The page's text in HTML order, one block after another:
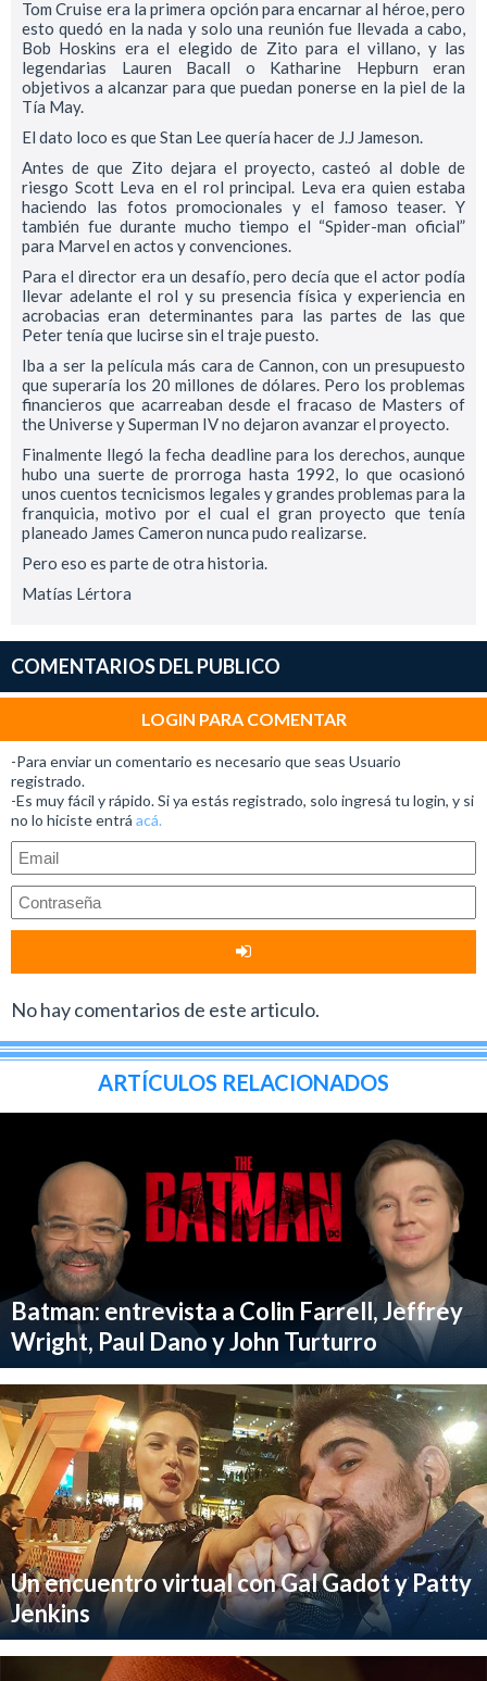
Tom Cruise era la primera opción para encarnar al héroe, pero
esto quedó en la nada y solo una reunión fue llevada a cabo,
Bob Hoskins era el elegido de Zito para el villano, y las
legendarias Lauren Bacall o Katharine Hepburn eran
objetivos a alcanzar para que puedan ponerse en la piel de la
Tía May.
El dato loco es que Stan Lee quería hacer de J.J Jameson.
Antes de que Zito dejara el proyecto, casteó al doble de
riesgo Scott Leva en el rol principal. Leva era quien estaba
haciendo las fotos promocionales y el famoso teaser. Y
también fue durante mucho tiempo el “Spider-man oficial”
para Marvel en actos y convenciones.
Para el director era un desafío, pero decía que el actor podía
llevar adelante el rol y su presencia física y experiencia en
acrobacias eran determinantes para las partes de las que
Peter tenía que lucirse sin el traje puesto.
Iba a ser la película más cara de Cannon, con un presupuesto
que superaría los 20 millones de dólares. Pero los problemas
financieros que acarreaban desde el fracaso de Masters of
the Universe y Superman IV no dejaron avanzar el proyecto.
Finalmente llegó la fecha deadline para los derechos, aunque
hubo una suerte de prorroga hasta 1992, lo que ocasionó
unos cuentos tecnicismos legales y grandes problemas para la
franquicia, motivo por el cual el gran proyecto que tenía
planeado James Cameron nunca pudo realizarse.
Pero eso es parte de otra historia.
Matías Lértora
COMENTARIOS DEL PUBLICO
LOGIN PARA COMENTAR
-Para enviar un comentario es necesario que seas Usuario
registrado.
-Es muy fácil y rápido. Si ya estás registrado, solo ingresá tu login, y si
no lo hiciste entrá acá.
No hay comentarios de este articulo.
ARTÍCULOS RELACIONADOS
Batman: entrevista a Colin Farrell, Jeffrey
Wright, Paul Dano y John Turturro
Un encuentro virtual con Gal Gadot y Patty
Jenkins